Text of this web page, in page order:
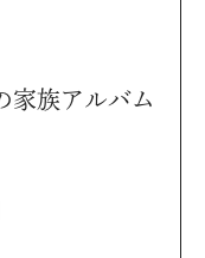
家族アルバム